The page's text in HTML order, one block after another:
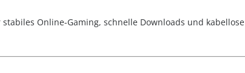
Online-Gaming, schnelle Downloads und kabellose